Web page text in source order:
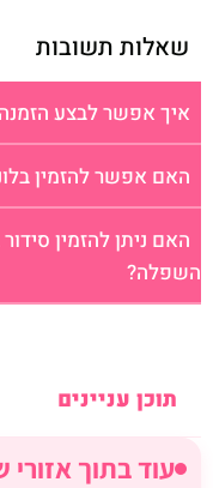
תוכן עניינים
עוד בתוך אזורי
שאלות תשובות
איך אפשר לבצע הזמנה
האם אפשר להזמין
האם ניתן להזמין
השפלה?